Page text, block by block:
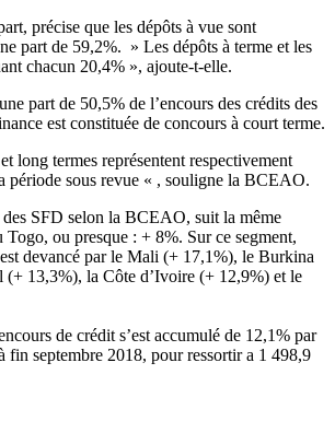
précise que les dépôts à vue sont
part de 59,2%. » Les dépôts à terme et les
chacun 20,4% », ajoute-t-elle.
part de 50,5% de l’encours des crédits des
est constituée de concours à court terme.
long termes représentent respectivement
période sous revue « , souligne la BCEAO.
des SFD selon la BCEAO, suit la même
Togo, ou presque : + 8%. Sur ce segment,
devancé par le Mali (+ 17,1%), le Burkina
(+ 13,3%), la Côte d’Ivoire (+ 12,9%) et le
de crédit s’est accumulé de 12,1% par
fin septembre 2018, pour ressortir a 1 498,9